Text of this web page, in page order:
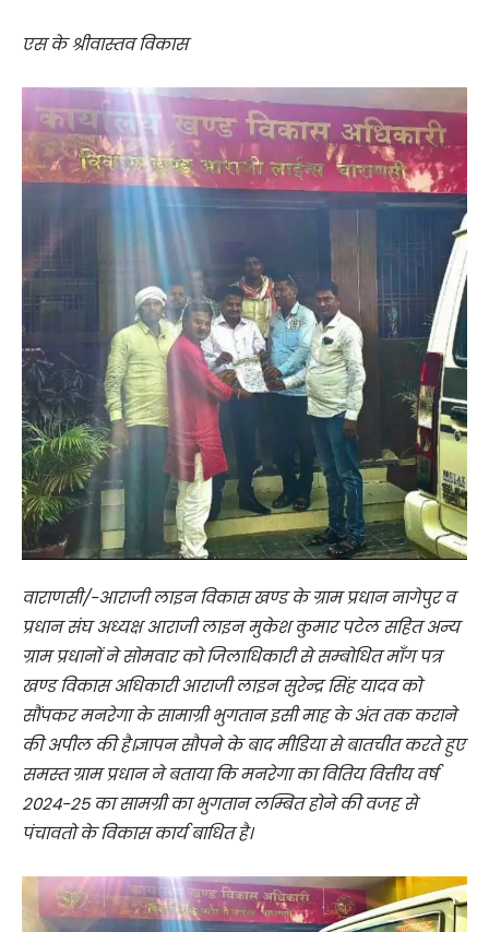
एस के श्रीवास्तव विकास
वाराणसी/-आराजी लाइन विकास खण्ड के ग्राम प्रधान नागेपुर व
प्रधान संघ अध्यक्ष आराजी लाइन मुकेश कुमार पटेल सहित अन्य
ग्राम प्रधानों ने सोमवार को जिलाधिकारी से सम्बोधित माँग पत्र
खण्ड विकास अधिकारी आराजी लाइन सुरेन्द्र सिंह यादव को
सौंपकर मनरेगा के सामाग्री भुगतान इसी माह के अंत तक कराने
की अपील की है।ज्ञापन सौपने के बाद मीडिया से बातचीत करते हुए
समस्त ग्राम प्रधान ने बताया कि मनरेगा का वितिय वित्तीय वर्ष
2024-25 का सामग्री का भुगतान लम्बित होने की वजह से
पंचावतो के विकास कार्य बाधित है।